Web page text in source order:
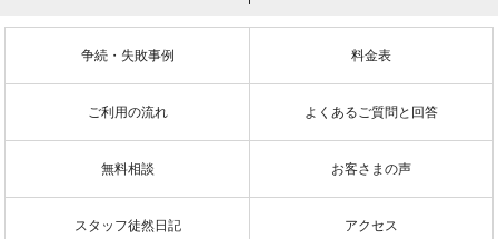
争続・失敗事例 料金表
ご利用の流れ よくあるご質問と回答
無料相談 お客さまの声
スタッフ徒然日記 アクセス